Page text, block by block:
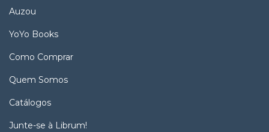
Auzou
YoYo Books
Como Comprar
Quem Somos
Catálogos
Junte-se à Librum!